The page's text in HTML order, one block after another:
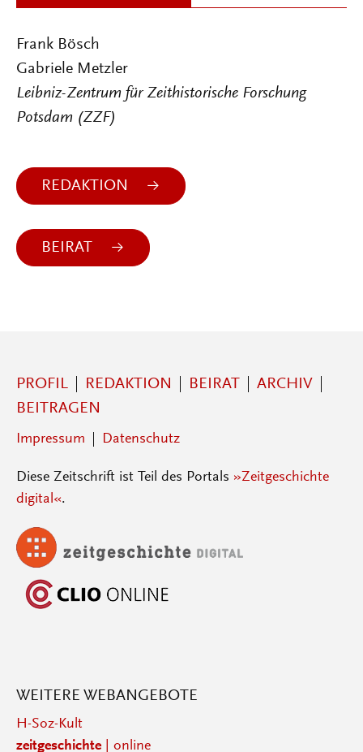
Frank Bösch
Gabriele Metzler
Leibniz-Zentrum für Zeithistorische Forschung
Potsdam (ZZF)
REDAKTION
BEIRAT
PROFIL REDAKTION BEIRAT
ARCHIV
BEITRAGEN
Impressum Datenschutz
Diese Zeitschrift ist Teil des Portals »Zeitgeschichte
digital«.
WEITERE WEBANGEBOTE
H-Soz-Kult
zeitgeschichte| online